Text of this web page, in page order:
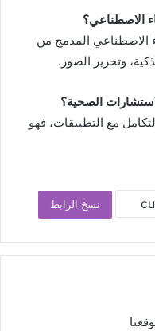
الاصطناعي؟
الاصطناعي المدمج من
وتحرير الصور.
الصحية؟
مع التطبيقات، فهو
نسخ الرابط